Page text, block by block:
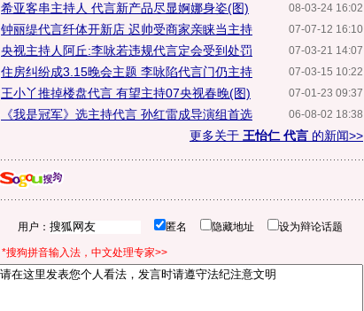
08-03-24 16:02
希亚客串主持人 代言新产品尽显婀娜身姿(图)
07-07-12 16:10
钟丽缇代言纤体开新店 迟帅受商家亲睐当主持
07-03-21 14:07
央视主持人阿丘:李咏若违规代言定会受到处罚
07-03-15 10:22
住房纠纷成3.15晚会主题 李咏陷代言门仍主持
07-01-23 09:37
王小丫推掉楼盘代言 有望主持07央视春晚(图)
06-08-02 18:38
《我是冠军》选主持代言 孙红雷成导演组首选
更多关于 王怡仁 代言 的新闻>>
用户： 匿名 隐藏地址 设为辩论话题
*搜狗拼音输入法，中文处理专家>>